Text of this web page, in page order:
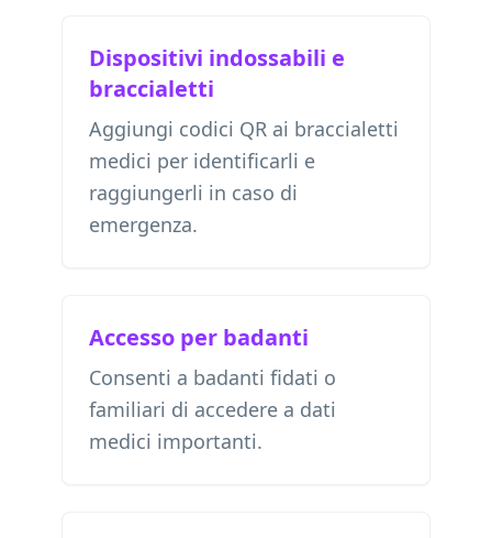
Dispositivi indossabili e
braccialetti
Aggiungi codici QR ai braccialetti
medici per identificarli e
raggiungerli in caso di
emergenza.
Accesso per badanti
Consenti a badanti fidati o
familiari di accedere a dati
medici importanti.